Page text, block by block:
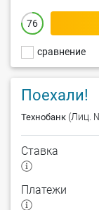
сравнение
76
Поехали!
Технобанк (Лиц.
Ставка
Платежи